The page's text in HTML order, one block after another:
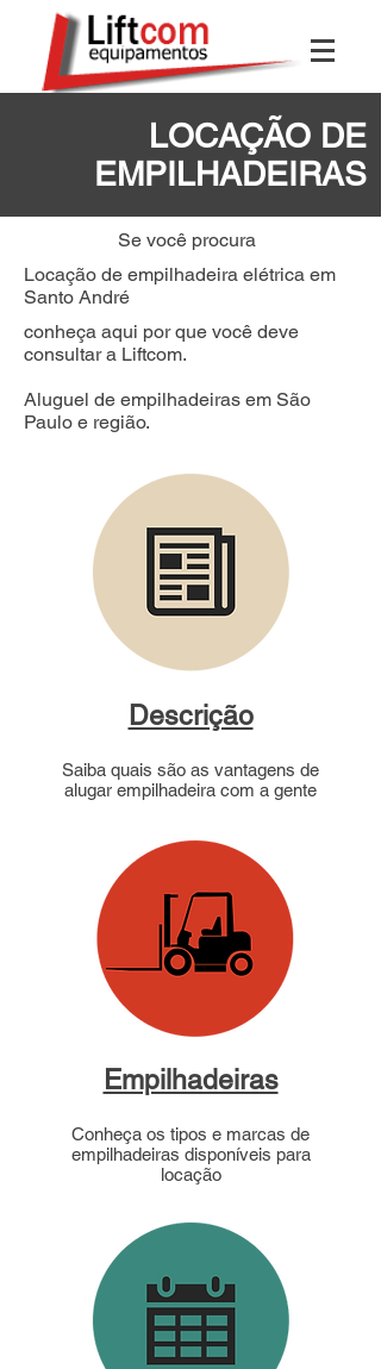
LOCAÇÃO DE
EMPILHADEIRAS
Se você procura
Locação de empilhadeira elétrica em
Santo André
conheça aqui por que você deve
consultar a Liftcom.
Aluguel de empilhadeiras em São
Paulo e região.
Descrição
Saiba quais são as vantagens de
alugar empilhadeira com a gente
Empilhadeiras
Conheça os tipos e marcas de
empilhadeiras disponíveis para
locação